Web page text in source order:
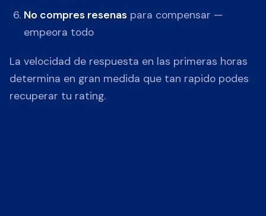
No compres resenas para compensar —
empeora todo
La velocidad de respuesta en las primeras horas
determina en gran medida que tan rapido podes
recuperar tu rating.